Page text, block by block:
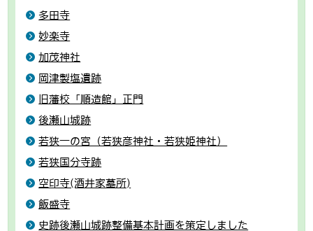
多田寺
妙楽寺
加茂神社
岡津製塩遺跡
旧藩校「順造館」正門
後瀬山城跡
若狭一の宮（若狭彦神社・若狭姫神社）
若狭国分寺跡
空印寺(酒井家墓所)
飯盛寺
史跡後瀬山城跡整備基本計画を策定しました